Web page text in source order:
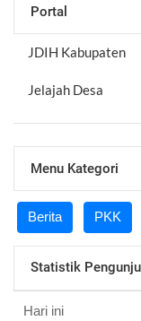
Portal
JDIH Kabupaten
Jelajah Desa
Menu Kategori
Berita PKK
Statistik
Hari ini